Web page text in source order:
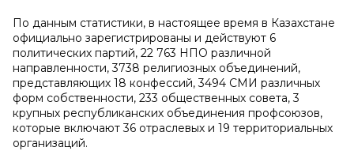
По данным статистики, в настоящее время в Казахстане
официально зарегистрированы и действуют 6
политических партий, 22 763 НПО различной
направленности, 3738 религиозных объединений,
представляющих 18 конфессий, 3494 СМИ различных
форм собственности, 233 общественных совета, 3
крупных республиканских объединения профсоюзов,
которые включают 36 отраслевых и 19 территориальных
организаций.